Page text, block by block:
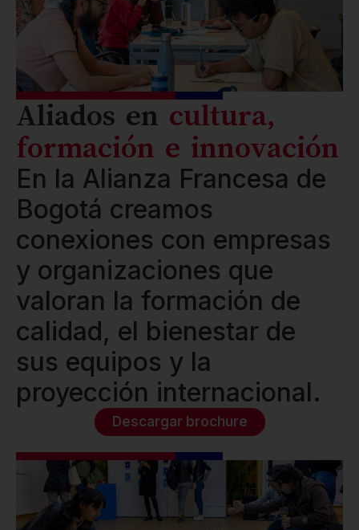
Aliados en cultura,
formación e innovación
En la Alianza Francesa de
Bogotá creamos
conexiones con empresas
y organizaciones que
valoran la formación de
calidad, el bienestar de
sus equipos y la
proyección internacional.
Descargar brochure